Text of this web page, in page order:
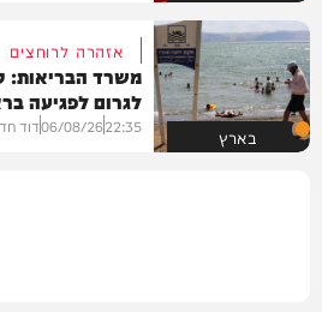
בארץ
אזהרה לרוחצים
משרד הבריאות:
לגרום לפגיעה
22:35
06/08/26דוד